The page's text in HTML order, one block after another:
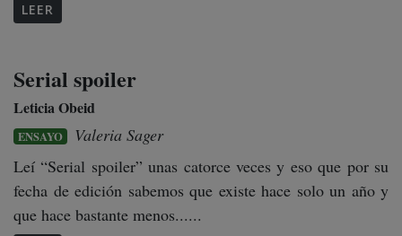
LEER
Serial spoiler
Leticia Obeid
ENSAYO
Valeria Sager
Leí “Serial spoiler” unas catorce veces y eso que por su
fecha de edición sabemos que existe hace solo un año y
que hace bastante menos......